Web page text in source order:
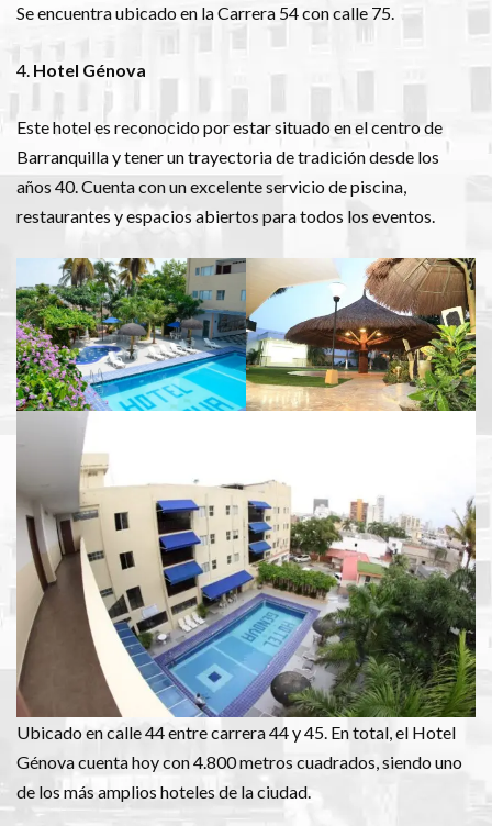
Se encuentra ubicado en la Carrera 54 con calle 75.
4. Hotel Génova
Este hotel es reconocido por estar situado en el centro de
Barranquilla y tener un trayectoria de tradición desde los
años 40. Cuenta con un excelente servicio de piscina,
restaurantes y espacios abiertos para todos los eventos.
Ubicado en calle 44 entre carrera 44 y 45. En total, el Hotel
Génova cuenta hoy con 4.800 metros cuadrados, siendo uno
de los más amplios hoteles de la ciudad.